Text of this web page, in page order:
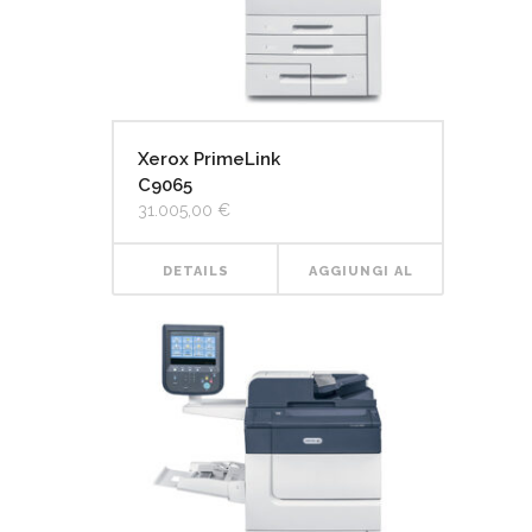
Xerox PrimeLink
C9065
31.005,00 €
DETAILS AGGIUNGI AL